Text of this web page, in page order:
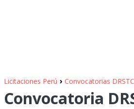
Licitaciones Perú › Convocatorias
Convocatoria